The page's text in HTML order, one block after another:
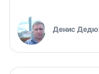
Денис